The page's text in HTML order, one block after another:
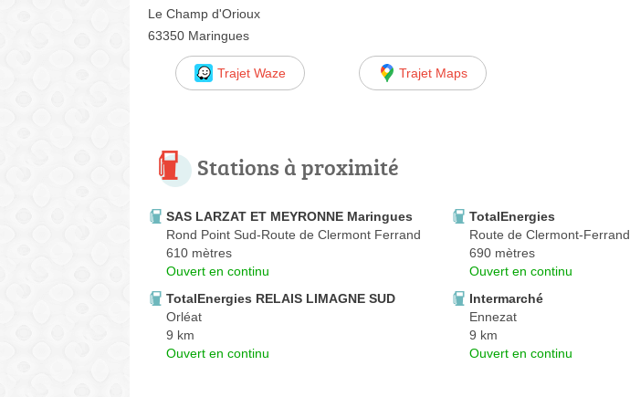
Le Champ d'Orioux
63350 Maringues
Trajet Waze Trajet Maps
Stations à proximité
SAS LARZAT ET MEYRONNE Maringues
Rond Point Sud-Route de Clermont Ferrand
610 mètres
Ouvert en continu
TotalEnergies
Route de Clermont-Ferrand
690 mètres
Ouvert en continu
TotalEnergies RELAIS LIMAGNE SUD
Orléat
9 km
Ouvert en continu
Intermarché
Ennezat
9 km
Ouvert en continu